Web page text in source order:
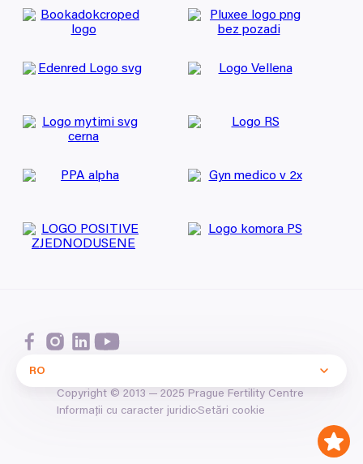
Copyright © 2013 — 2025 Prague Fertility Centre
Informații cu caracter juridicSetări cookie
RO